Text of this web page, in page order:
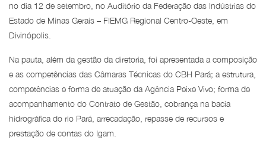
no dia 12 de setembro, no Auditório da Federação das Indústrias do
Estado de Minas Gerais – FIEMG Regional Centro-Oeste, em
Divinópolis.
Na pauta, além da gestão da diretoria, foi apresentada a composição
e as competências das Câmaras Técnicas do CBH Pará; a estrutura,
competências e forma de atuação da Agência Peixe Vivo; forma de
acompanhamento do Contrato de Gestão, cobrança na bacia
hidrográfica do rio Pará, arrecadação, repasse de recursos e
prestação de contas do Igam.